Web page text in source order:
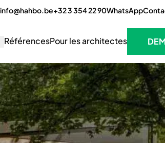
info@hahbo.be+32 3 354 22 90WhatsApp
RéférencesPour les architectes